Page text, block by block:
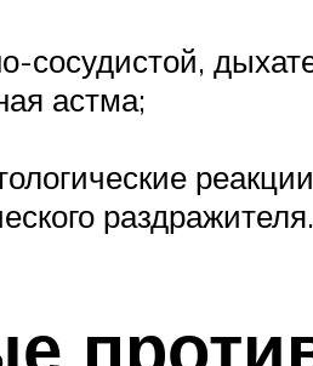
сосудистой,
астма;
раздражителя.